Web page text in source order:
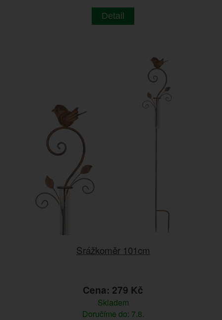
Detail
Srážkoměr 101cm
Cena: 279 Kč
Skladem
Doručíme do: 7.8.